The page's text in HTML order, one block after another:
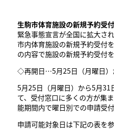
生駒市体育施設の新規予約受
緊急事態宣言が全国に拡大さ
市内体育施設の新規予約受付
の内容で施設の新規予約受付を
◇再開日…5月25日（月曜日）
5月25日（月曜日）から5月31
て、受付窓口に多くの方が集
能期間内で曜日別での申請受付
申請可能対象日は下記の表を